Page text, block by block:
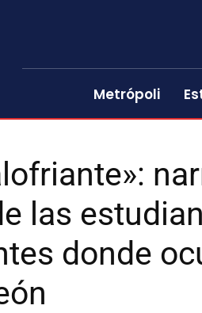
Metrópoli
las
donde